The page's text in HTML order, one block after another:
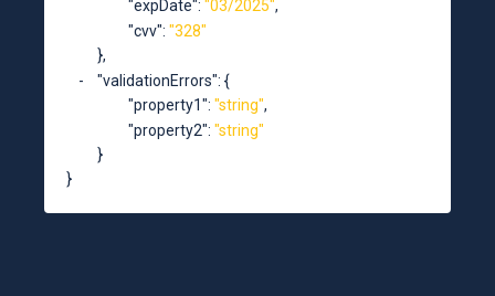
"expDate": "03/2025",
"cvv": "328"
},
"validationErrors": {
"property1": "string",
"property2": "string"
}
}